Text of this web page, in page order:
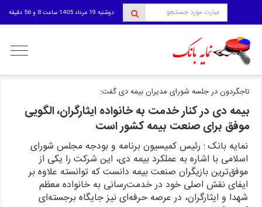
دوشنبه 19 مرداد 1405 ساعت 8 و 56 دقیقه
منوی
تاجگردون در جلسه شورای مدیران بیمه دی گفت:
بیمه دی در کنار خدمت به خانواده ایثارگران، الگویی
موفق برای صنعت بیمه کشور است
نمایه بانک : رئیس کمیسیون برنامه و بودجه مجلس شورای
اسلامی با اشاره به عملکرد بیمه دی، این شرکت را یکی از
موفق‌ترین بازیگران صنعت بیمه دانست که توانسته علاوه بر
ایفای نقش اصلی خود در خدمت‌رسانی به خانواده معظم
شهدا و ایثارگران، در عرصه حرفه‌ای نیز جایگاه برجسته‌ای